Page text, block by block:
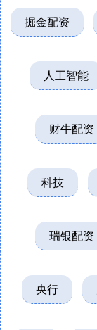
掘金配资
人工智能
财牛配资
科技
瑞银配资
央行